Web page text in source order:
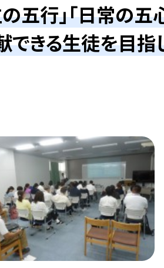
五行」「日常の五
できる生徒を目指